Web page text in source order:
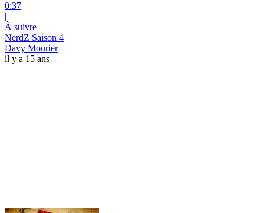
0:37
|
À suivre
NerdZ Saison 4
Davy Mourier
il y a 15 ans